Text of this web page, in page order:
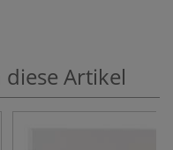
Artikel